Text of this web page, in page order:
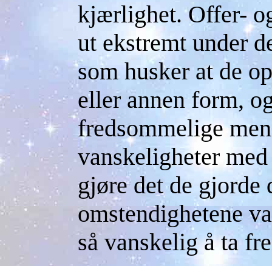
kjærlighet. Offer-
ut ekstremt under
som husker at de
eller annen form,
fredsommelige
vanskeligheter
gjøre det de gjorde
omstendighetene
så vanskelig å ta